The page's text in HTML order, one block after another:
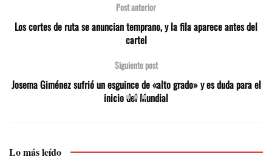
Post anterior
Los cortes de ruta se anuncian temprano, y la fila aparece antes del
cartel
Siguiente post
Josema Giménez sufrió un esguince de «alto grado» y es duda para el
inicio del Mundial
Lo más leído